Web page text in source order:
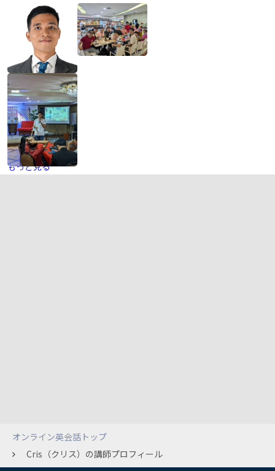
もっと見る
オンライン英会話トップ
Cris（クリス）の講師プロフィール